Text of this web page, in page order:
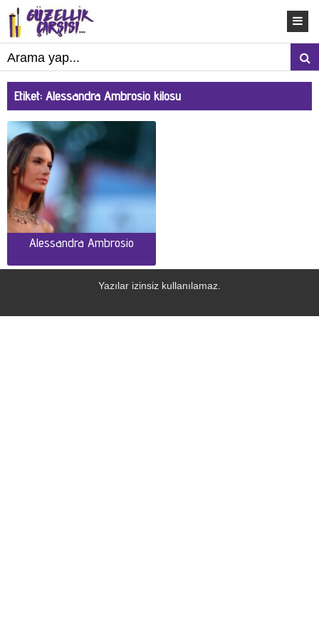
Etiket: Alessandra Ambrosio kilosu
Alessandra Ambrosio
Yazılar izinsiz kullanılamaz.